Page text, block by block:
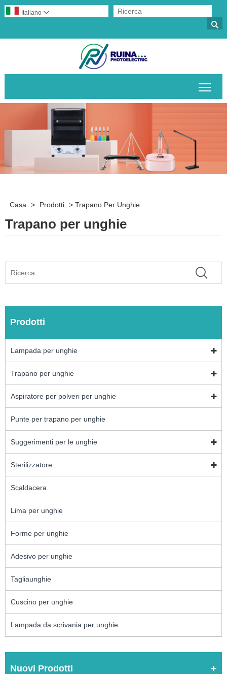

Italiano 
Casa > Prodotti > Trapano Per Unghie
Trapano per unghie
Prodotti
Lampada per unghie
Trapano per unghie
Aspiratore per polveri per unghie
Punte per trapano per unghie
Suggerimenti per le unghie
Sterilizzatore
Scaldacera
Lima per unghie
Forme per unghie
Adesivo per unghie
Tagliaunghie
Cuscino per unghie
Lampada da scrivania per unghie
Nuovi Prodotti